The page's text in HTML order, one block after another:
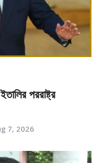
পররাষ্ট্র
7, 2026